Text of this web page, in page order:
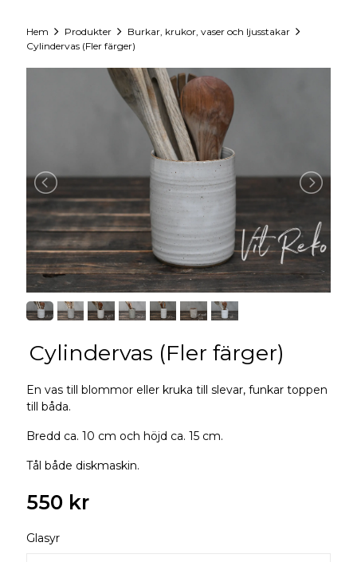
Hem Produkter
Burkar, krukor, vaser och ljusstakar
Cylindervas (Fler färger)
Cylindervas (Fler färger)
En vas till blommor eller kruka till slevar, funkar toppen
till båda.
Bredd ca. 10 cm och höjd ca. 15 cm.
Tål både diskmaskin.
550 kr
Glasyr